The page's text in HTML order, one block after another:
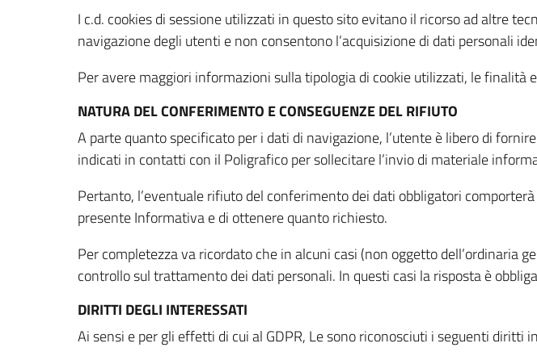
I c.d. cookies di sessione utilizzati in questo sito evitano il ricorso ad altre
navigazione degli utenti e non consentono l’acquisizione di dati personali
Per avere maggiori informazioni sulla tipologia di cookie utilizzati, le finalità
NATURA DEL CONFERIMENTO E CONSEGUENZE DEL RIFIUTO
A parte quanto specificato per i dati di navigazione, l’utente è libero di
indicati in contatti con il Poligrafico per sollecitare l’invio di materiale
Pertanto, l’eventuale rifiuto del conferimento dei dati obbligatori
presente Informativa e di ottenere quanto richiesto.
Per completezza va ricordato che in alcuni casi (non oggetto dell’ordinaria
controllo sul trattamento dei dati personali. In questi casi la risposta è
DIRITTI DEGLI INTERESSATI
Ai sensi e per gli effetti di cui al GDPR, Le sono riconosciuti i seguenti